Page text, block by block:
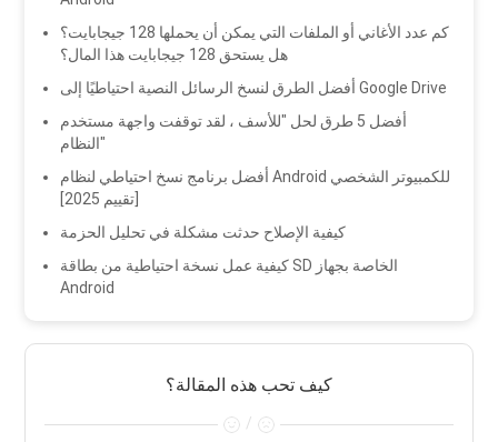
كم عدد الأغاني أو الملفات التي يمكن أن يحملها 128 جيجابايت؟
هل يستحق 128 جيجابايت هذا المال؟
أفضل الطرق لنسخ الرسائل النصية احتياطيًا إلى Google Drive
أفضل 5 طرق لحل "للأسف ، لقد توقفت واجهة مستخدم
النظام"
أفضل برنامج نسخ احتياطي لنظام Android للكمبيوتر الشخصي
[تقييم 2025]
كيفية الإصلاح حدثت مشكلة في تحليل الحزمة
كيفية عمل نسخة احتياطية من بطاقة SD الخاصة بجهاز
Android
كيف تحب هذه المقالة؟
/